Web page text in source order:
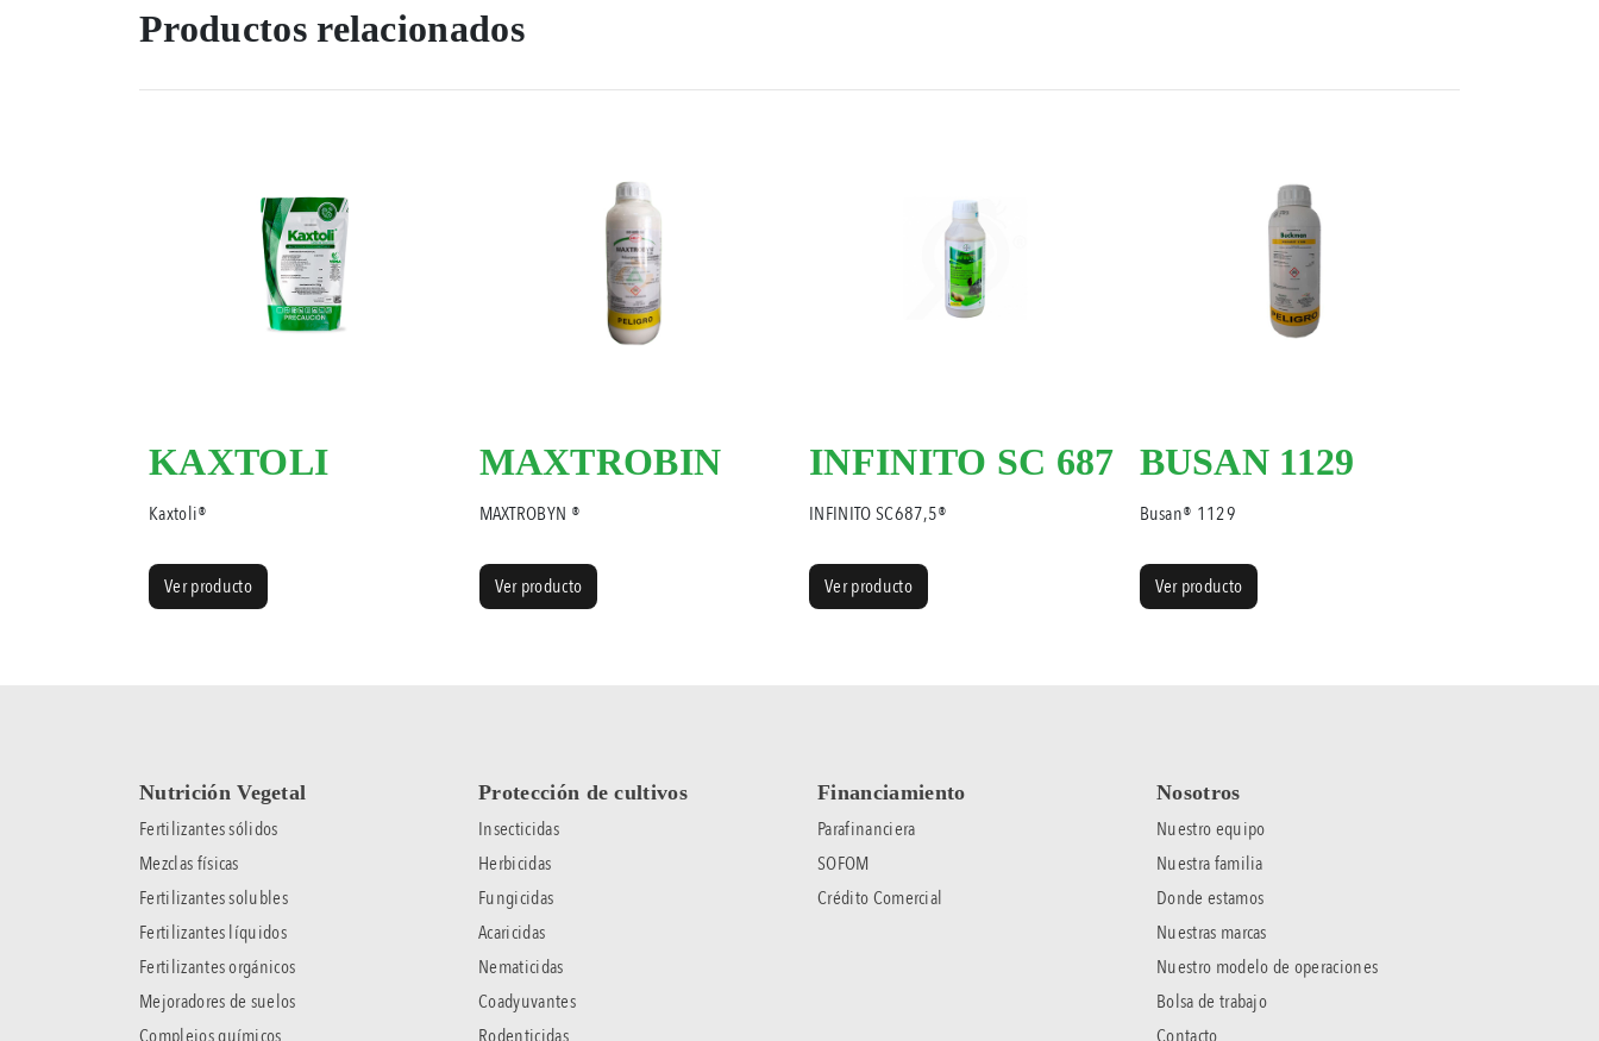
Productos relacionados
KAXTOLI
Kaxtoli®
Ver producto
MAXTROBIN
MAXTROBYN ®
Ver producto
INFINITO SC 687
INFINITO SC687,5®
Ver producto
BUSAN 1129
Busan® 1129
Ver producto
Nutrición Vegetal
Fertilizantes sólidos
Mezclas físicas
Fertilizantes solubles
Fertilizantes líquidos
Fertilizantes orgánicos
Mejoradores de suelos
Protección de cultivos
Insecticidas
Herbicidas
Fungicidas
Acaricidas
Nematicidas
Coadyuvantes
Financiamiento
Parafinanciera
SOFOM
Crédito Comercial
Nosotros
Nuestro equipo
Nuestra familia
Donde estamos
Nuestras marcas
Nuestro modelo de operaciones
Bolsa de trabajo